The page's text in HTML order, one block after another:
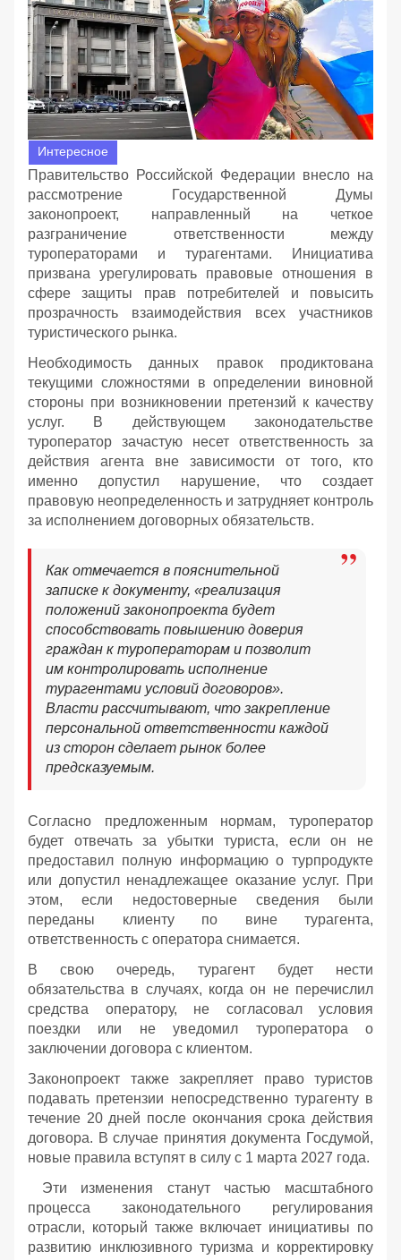
Интересное
Правительство Российской Федерации внесло на
рассмотрение Государственной Думы
законопроект, направленный на четкое
разграничение ответственности между
туроператорами и турагентами. Инициатива
призвана урегулировать правовые отношения в
сфере защиты прав потребителей и повысить
прозрачность взаимодействия всех участников
туристического рынка.
Необходимость данных правок продиктована
текущими сложностями в определении виновной
стороны при возникновении претензий к качеству
услуг. В действующем законодательстве
туроператор зачастую несет ответственность за
действия агента вне зависимости от того, кто
именно допустил нарушение, что создает
правовую неопределенность и затрудняет контроль
за исполнением договорных обязательств.
Как отмечается в пояснительной
записке к документу, «реализация
положений законопроекта будет
способствовать повышению доверия
граждан к туроператорам и позволит
им контролировать исполнение
турагентами условий договоров».
Власти рассчитывают, что закрепление
персональной ответственности каждой
из сторон сделает рынок более
предсказуемым.
Согласно предложенным нормам, туроператор
будет отвечать за убытки туриста, если он не
предоставил полную информацию о турпродукте
или допустил ненадлежащее оказание услуг. При
этом, если недостоверные сведения были
переданы клиенту по вине турагента,
ответственность с оператора снимается.
В свою очередь, турагент будет нести
обязательства в случаях, когда он не перечислил
средства оператору, не согласовал условия
поездки или не уведомил туроператора о
заключении договора с клиентом.
Законопроект также закрепляет право туристов
подавать претензии непосредственно турагенту в
течение 20 дней после окончания срока действия
договора. В случае принятия документа Госдумой,
новые правила вступят в силу с 1 марта 2027 года.
Эти изменения станут частью масштабного
процесса законодательного регулирования
отрасли, который также включает инициативы по
развитию инклюзивного туризма и корректировку